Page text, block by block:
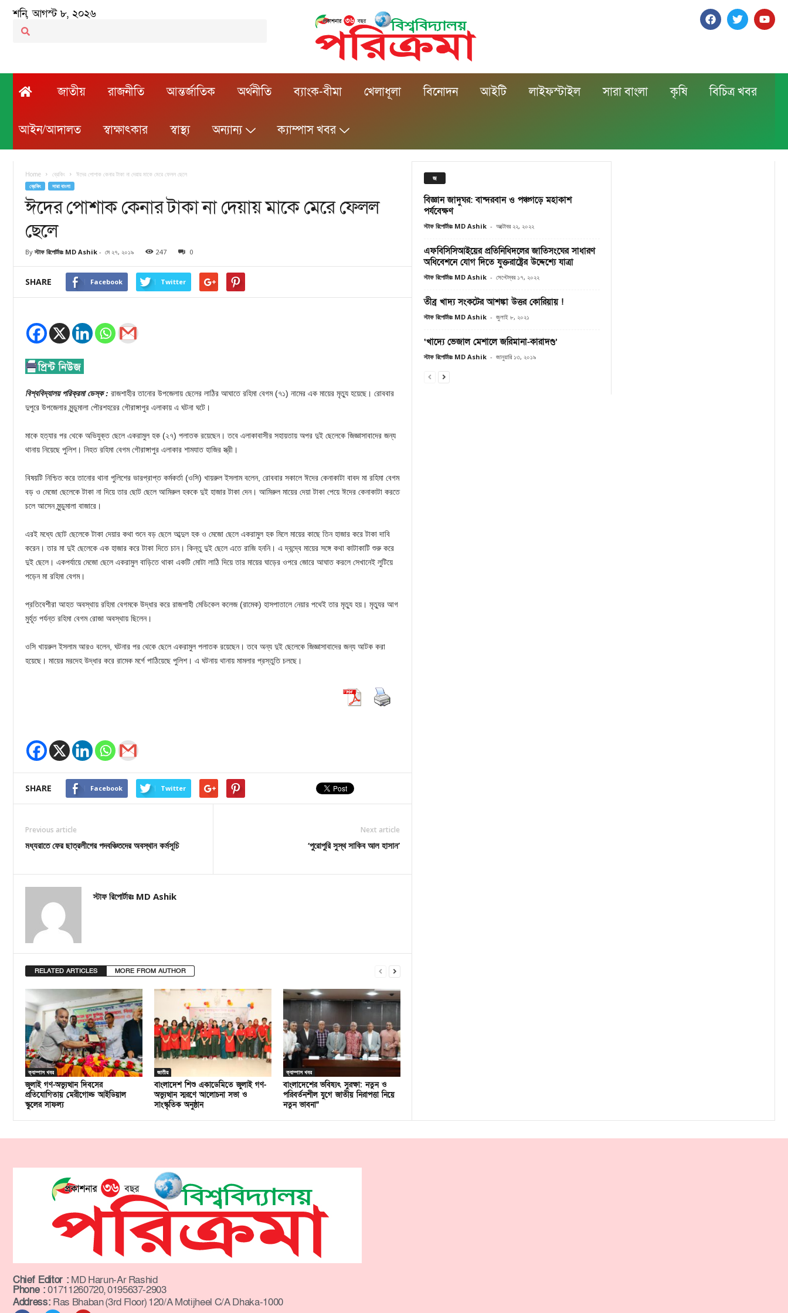
শনি, আগস্ট ৮, ২০২৬
জাতীয় রাজনীতি আন্তর্জাতিক অর্থনীতি ব্যাংক-বীমা খেলাধূলা বিনোদন আইটি লাইফস্টাইল সারা বাংলা কৃষি বিচিত্র খবর
আইন/আদালত স্বাক্ষাৎকার স্বাস্থ্য অন্যান্য ক্যাম্পাস খবর
Home ব্রেকিং ঈদের পোশাক কেনার টাকা না দেয়ায় মাকে মেরে ফেলল ছেলে
ব্রেকিং সারা বাংলা
ঈদের পোশাক কেনার টাকা না দেয়ায় মাকে মেরে ফেলল
ছেলে
By স্টাফ রিপোর্টারঃ MD Ashik - মে ২৭, ২০১৯ 247 0
SHARE Facebook Twitter
বিশ্ববিদ্যালয় পরিক্রমা ডেস্ক : রাজশাহীর তানোর উপজেলায় ছেলের লাঠির আঘাতে রহিমা বেগম (৭১) নামের এক মায়ের মৃত্যু হয়েছে। রোববার
দুপুরে উপজেলার মুন্ডুমালা পৌরশহরের গৌরাঙ্গাপুর এলাকায় এ ঘটনা ঘটে।
মাকে হত্যার পর থেকে অভিযুক্ত ছেলে একরামুল হক (২৭) পলাতক রয়েছেন। তবে এলাকাবাসীর সহায়তায় অপর দুই ছেলেকে জিজ্ঞাসাবাদের জন্য
থানায় নিয়েছে পুলিশ। নিহত রহিমা বেগম গৌরাঙ্গাপুর এলাকার শামযাত হাজির স্ত্রী।
বিষয়টি নিশ্চিত করে তানোর থানা পুলিশের ভারপ্রাপ্ত কর্মকর্তা (ওসি) খায়রুল ইসলাম বলেন, রোববার সকালে ঈদের কেনাকাটা বাবদ মা রহিমা বেগম
বড় ও মেজো ছেলেকে টাকা না দিয়ে তার ছোট ছেলে আমিরুল হককে দুই হাজার টাকা দেন। আমিরুল মায়ের দেয়া টাকা পেয়ে ঈদের কেনাকাটা করতে
চলে আসেন মুন্ডুমালা বাজারে।
এরই মধ্যে ছোট ছেলেকে টাকা দেয়ার কথা শুনে বড় ছেলে আব্দুল হক ও মেজো ছেলে একরামুল হক মিলে মায়ের কাছে তিন হাজার করে টাকা দাবি
করেন। তার মা দুই ছেলেকে এক হাজার করে টাকা দিতে চান। কিন্তু দুই ছেলে এতে রাজি হননি। এ দ্বন্দ্বে মায়ের সঙ্গে কথা কাটাকাটি শুরু করে
দুই ছেলে। একপর্যায়ে মেজো ছেলে একরামুল বাড়িতে থাকা একটি মোটা লাঠি দিয়ে তার মায়ের ঘাড়ের ওপরে জোরে আঘাত করলে সেখানেই লুটিয়ে
পড়েন মা রহিমা বেগম।
প্রতিবেশীরা আহত অবস্থায় রহিমা বেগমকে উদ্ধার করে রাজশাহী মেডিকেল কলেজ (রামেক) হাসপাতালে নেয়ার পথেই তার মৃত্যু হয়। মৃত্যুর আগ
মুর্হূত পর্যন্ত রহিমা বেগম রোজা অবস্থায় ছিলেন।
ওসি খায়রুল ইসলাম আরও বলেন, ঘটনার পর থেকে ছেলে একরামুল পলাতক রয়েছেন। তবে অন্য দুই ছেলেকে জিজ্ঞাসাবাদের জন্য আটক করা
হয়েছে। মায়ের মরদেহ উদ্ধার করে রামেক মর্গে পাঠিয়েছে পুলিশ। এ ঘটনায় থানায় মামলার প্রস্তুতি চলছে।
SHARE Facebook Twitter
Previous article
মধ্যরাতে ফের ছাত্রলীগের পদবঞ্চিতদের অবস্থান কর্মসূচি
Next article
‘পুরোপুরি সুস্থ সাকিব আল হাসান’
স্টাফ রিপোর্টারঃ MD Ashik
RELATED ARTICLES MORE FROM AUTHOR
ক্যাম্পাস খবর
জুলাই গণ-অভ্যুত্থান দিবসের
প্রতিযোগিতায় মেরীগোল্ড আইডিয়াল
স্কুলের সাফল্য
জাতীয়
বাংলাদেশ শিশু একাডেমিতে জুলাই গণ-
অভ্যুত্থান স্মরণে আলোচনা সভা ও
সাংস্কৃতিক অনুষ্ঠান
ক্যাম্পাস খবর
বাংলাদেশের ভবিষ্যৎ সুরক্ষা: নতুন ও
পরিবর্তনশীল যুগে জাতীয় নিরাপত্তা নিয়ে
নতুন ভাবনা”
জ
বিজ্ঞান জাদুঘর: বান্দরবান ও পঞ্চগড়ে মহাকাশ
পর্যবেক্ষণ
স্টাফ রিপোর্টারঃ MD Ashik - অক্টোবর ২২, ২০২২
এফবিসিসিআইয়ের প্রতিনিধিদলের জাতিসংঘের সাধারণ
অধিবেশনে যোগ দিতে যুক্তরাষ্ট্রের উদ্দেশ্যে যাত্রা
স্টাফ রিপোর্টারঃ MD Ashik - সেপ্টেম্বর ১৭, ২০২২
তীব্র খাদ্য সংকটের আশঙ্কা উত্তর কোরিয়ায় !
স্টাফ রিপোর্টারঃ MD Ashik - জুলাই ৮, ২০২১
‘খাদ্যে ভেজাল মেশালে জরিমানা-কারাদণ্ড’
স্টাফ রিপোর্টারঃ MD Ashik - জানুয়ারি ১৩, ২০১৯
Chief Editor : MD Harun-Ar Rashid
Phone :01711260720, 0195637-2903
Address: Ras Bhaban (3rd Floor) 120/A Motijheel C/A Dhaka-1000